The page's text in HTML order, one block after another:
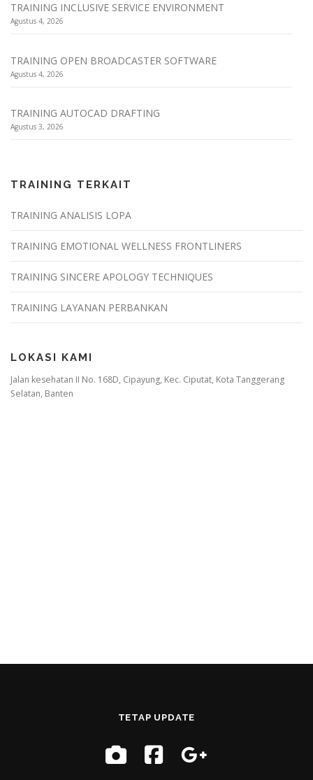
TRAINING INCLUSIVE SERVICE ENVIRONMENT
Agustus 4, 2026
TRAINING OPEN BROADCASTER SOFTWARE
Agustus 4, 2026
TRAINING AUTOCAD DRAFTING
Agustus 3, 2026
TRAINING TERKAIT
TRAINING ANALISIS LOPA
TRAINING EMOTIONAL WELLNESS FRONTLINERS
TRAINING SINCERE APOLOGY TECHNIQUES
TRAINING LAYANAN PERBANKAN
LOKASI KAMI
Jalan kesehatan II No. 168D, Cipayung, Kec. Ciputat, Kota Tanggerang
Selatan, Banten
TETAP UPDATE